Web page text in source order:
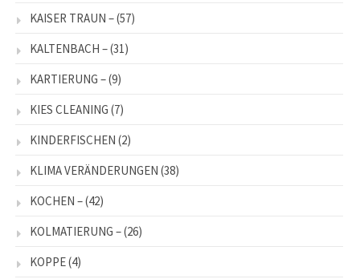
KAISER TRAUN –(57)
KALTENBACH –(31)
KARTIERUNG –(9)
KIES CLEANING (7)
KINDERFISCHEN (2)
KLIMA VERÄNDERUNGEN (38)
KOCHEN –(42)
KOLMATIERUNG –(26)
KOPPE(4)